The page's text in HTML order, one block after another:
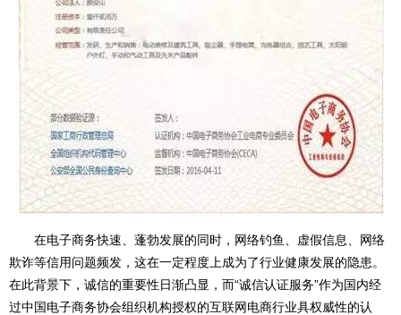
在电子商务快速、蓬勃发展的同时，网络钓鱼、虚假信息、网络
欺诈等信用问题频发，这在一定程度上成为了行业健康发展的隐患。
在此背景下，诚信的重要性日渐凸显，而“诚信认证服务”作为国内经
过中国电子商务协会组织机构授权的互联网电商行业具权威性的认